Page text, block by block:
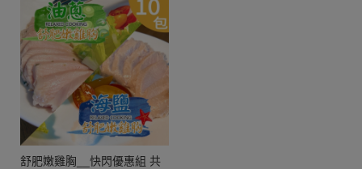
舒肥嫩雞胸__快閃優惠組 共